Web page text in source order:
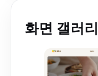
화면 갤러리